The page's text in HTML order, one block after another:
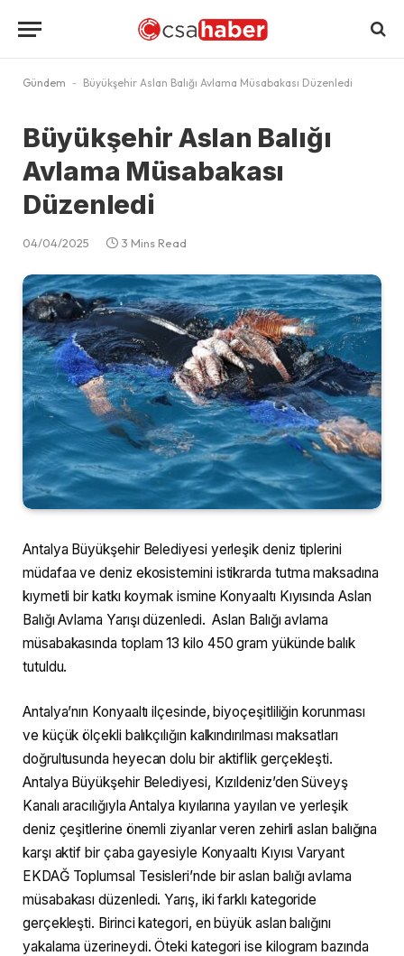
Gündem - Büyükşehir Aslan Balığı Avlama Müsabakası Düzenledi
Büyükşehir Aslan Balığı
Avlama Müsabakası
Düzenledi
04/04/2025 3 Mins Read
Antalya Büyükşehir Belediyesi yerleşik deniz tiplerini
müdafaa ve deniz ekosistemini istikrarda tutma maksadına
kıymetli bir katkı koymak ismine Konyaaltı Kıyısında Aslan
Balığı Avlama Yarışı düzenledi. Aslan Balığı avlama
müsabakasında toplam 13 kilo 450 gram yükünde balık
tutuldu.
Antalya’nın Konyaaltı ilçesinde, biyoçeşitliliğin korunması
ve küçük ölçekli balıkçılığın kalkındırılması maksatları
doğrultusunda heyecan dolu bir aktiflik gerçekleşti.
Antalya Büyükşehir Belediyesi, Kızıldeniz’den Süveyş
Kanalı aracılığıyla Antalya kıyılarına yayılan ve yerleşik
deniz çeşitlerine önemli ziyanlar veren zehirli aslan balığına
karşı aktif bir çaba gayesiyle Konyaaltı Kıyısı Varyant
EKDAĞ Toplumsal Tesisleri’nde bir aslan balığı avlama
müsabakası düzenledi. Yarış, iki farklı kategoride
gerçekleşti. Birinci kategori, en büyük aslan balığını
yakalama üzerineydi. Öteki kategori ise kilogram bazında